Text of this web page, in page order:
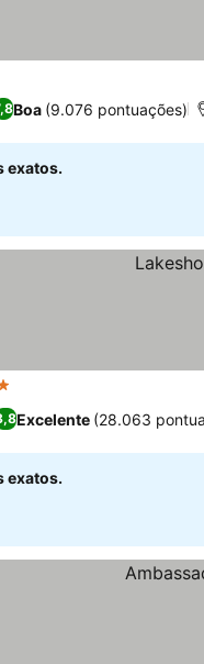
Boa (9.076 pontuações)
exatos.
Excelente (28.063
exatos.